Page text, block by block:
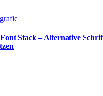
Stack – Alternative